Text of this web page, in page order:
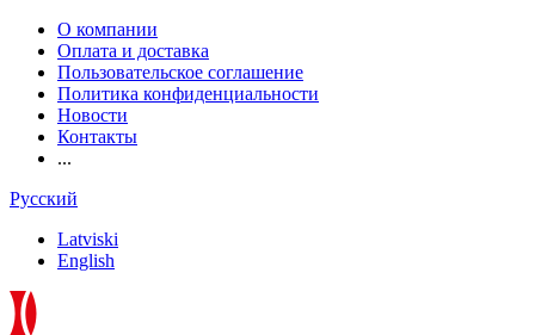
О компании
Оплата и доставка
Пользовательское соглашение
Политика конфиденциальности
Новости
Контакты
...
Русский
Latviski
English